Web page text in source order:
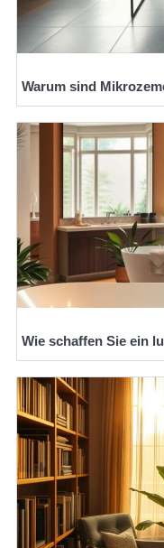
Warum sind
Wie schaffen Sie ein